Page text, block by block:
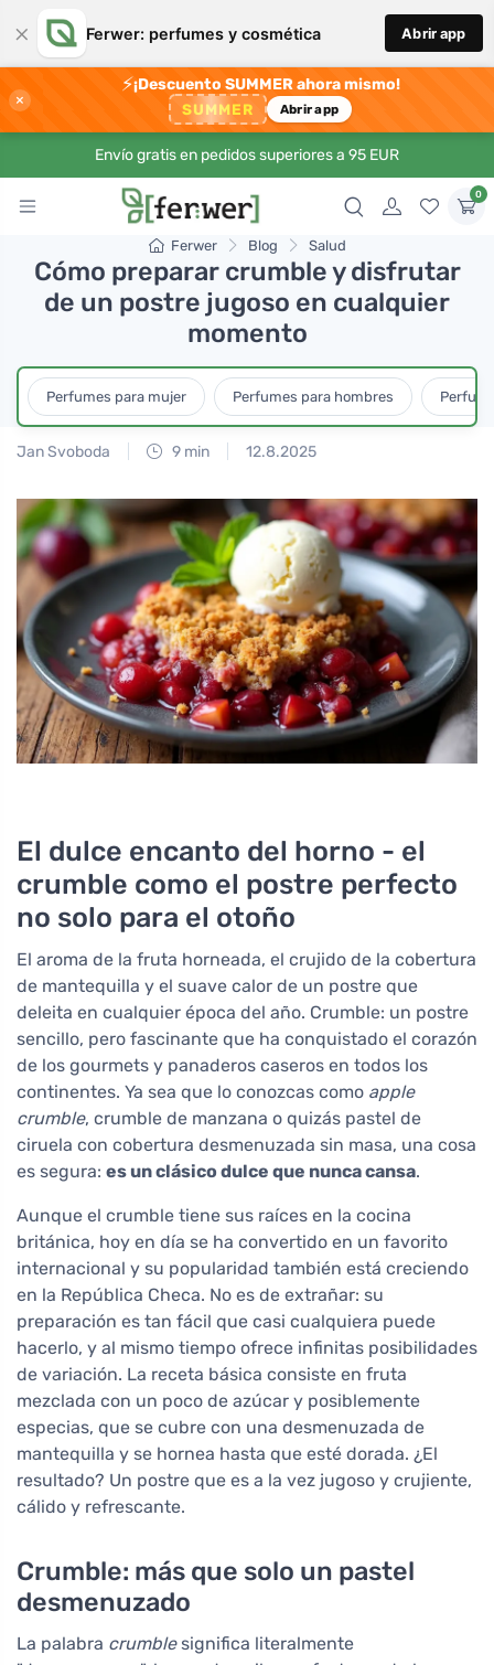
× Ferwer: perfumes y cosmética Abrir app
×
⚡¡Descuento SUMMER ahora mismo!
SUMMER Abrir app
Envío gratis en pedidos superiores a 95 EUR
0
Ferwer Blog Salud
Cómo preparar crumble y disfrutar
de un postre jugoso en cualquier
momento
Perfumes para mujer Perfumes para hombres
Jan Svoboda 9 min 12.8.2025
El dulce encanto del horno - el
crumble como el postre perfecto
no solo para el otoño
El aroma de la fruta horneada, el crujido de la cobertura
de mantequilla y el suave calor de un postre que
deleita en cualquier época del año. Crumble: un postre
sencillo, pero fascinante que ha conquistado el corazón
de los gourmets y panaderos caseros en todos los
continentes. Ya sea que lo conozcas como apple
crumble, crumble de manzana o quizás pastel de
ciruela con cobertura desmenuzada sin masa, una cosa
es segura: es un clásico dulce que nunca cansa.
Aunque el crumble tiene sus raíces en la cocina
británica, hoy en día se ha convertido en un favorito
internacional y su popularidad también está creciendo
en la República Checa. No es de extrañar: su
preparación es tan fácil que casi cualquiera puede
hacerlo, y al mismo tiempo ofrece infinitas posibilidades
de variación. La receta básica consiste en fruta
mezclada con un poco de azúcar y posiblemente
especias, que se cubre con una desmenuzada de
mantequilla y se hornea hasta que esté dorada. ¿El
resultado? Un postre que es a la vez jugoso y crujiente,
cálido y refrescante.
Crumble: más que solo un pastel
desmenuzado
La palabra crumblesignifica literalmente